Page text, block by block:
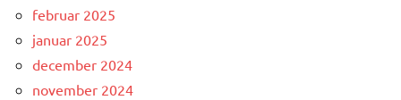
februar 2025
januar 2025
december 2024
november 2024